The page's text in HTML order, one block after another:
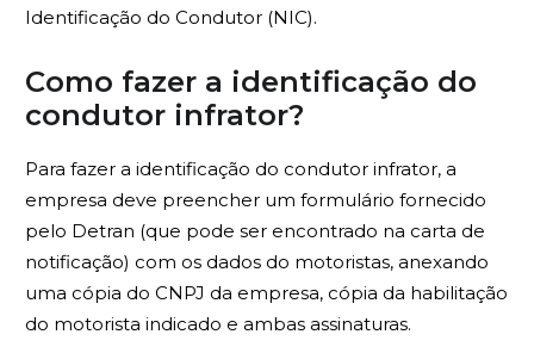
Identificação do Condutor (NIC).
Como fazer a identificação do
condutor infrator?
Para fazer a identificação do condutor infrator, a
empresa deve preencher um formulário fornecido
pelo Detran (que pode ser encontrado na carta de
notificação) com os dados do motoristas, anexando
uma cópia do CNPJ da empresa, cópia da habilitação
do motorista indicado e ambas assinaturas.